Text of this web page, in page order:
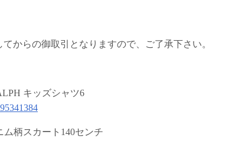
からの御取引となりますので、ご了承下さい。
キッズシャツ6
ム柄スカート140センチ